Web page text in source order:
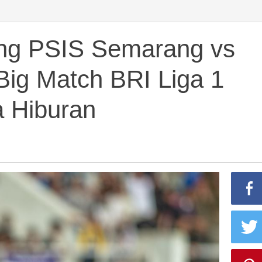
PSIS Semarang vs
Match BRI Liga 1
Hiburan